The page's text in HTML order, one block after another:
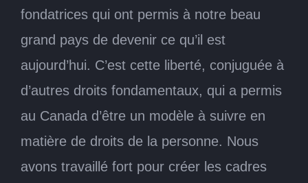
fondatrices qui ont permis à notre beau
grand pays de devenir ce qu’il est
aujourd’hui. C’est cette liberté, conjuguée à
d’autres droits fondamentaux, qui a permis
au Canada d’être un modèle à suivre en
matière de droits de la personne. Nous
avons travaillé fort pour créer les cadres